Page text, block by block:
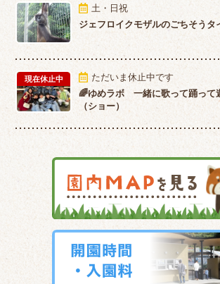
土・日祝
ジェフロイクモザルのごちそうタ
現在休止中
ただいま休止中です
🌈ゆめラボ 一緒に歌って踊って
（ショー）